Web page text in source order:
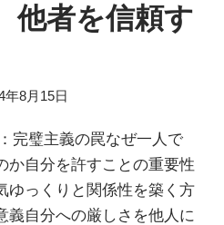
他者を信頼す
年8月15日
完璧主義の罠なぜ一人で
か自分を許すことの重要性
ゆっくりと関係性を築く方
義自分への厳しさを他人に